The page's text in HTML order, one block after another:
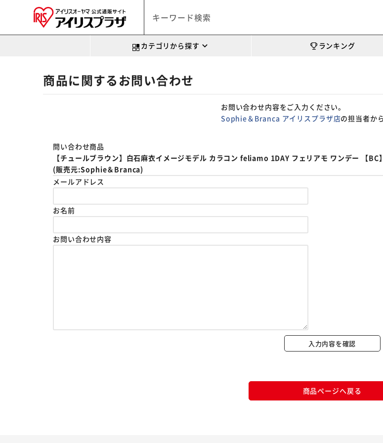
カテゴリから探す ランキング
商品に関するお問い合わせ
お問い合わせ内容をご入力ください。
Sophie＆Branca アイリスプラザ店の担当者か
問い合わせ商品
【チュールブラウン】白石麻衣イメージモデル カラコン feliamo 1DAY フェリアモ ワンデー 【
(販売元:Sophie＆Branca)
メールアドレス
お名前
お問い合わせ内容
入力内容を確認
商品ページへ戻る
カートに入れる